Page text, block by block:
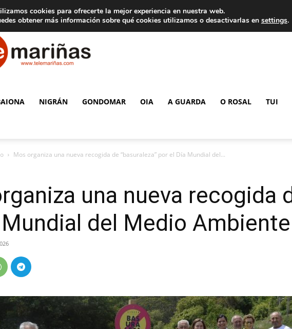
legal Tarifas de publicidad
Telemariñas
NIGRÁN GONDOMAR OIA A GUARDA O ROSAL TUI
Mos organiza una nueva recogida de “basuraleza” por el Día Mundial del...
una nueva recogida
del Medio Ambiente
cookies para ofrecerte la mejor experiencia en nuestra web.
obtener más información sobre qué cookies utilizamos o desactivarlas en settings.